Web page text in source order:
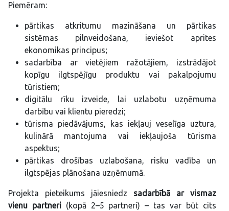
Piemēram:
pārtikas atkritumu mazināšana un pārtikas
sistēmas pilnveidošana, ieviešot aprites
ekonomikas principus;
sadarbība ar vietējiem ražotājiem, izstrādājot
kopīgu ilgtspējīgu produktu vai pakalpojumu
tūristiem;
digitālu rīku izveide, lai uzlabotu uzņēmuma
darbību vai klientu pieredzi;
tūrisma piedāvājums, kas iekļauj veselīga uztura,
kulinārā mantojuma vai iekļaujoša tūrisma
aspektus;
pārtikas drošības uzlabošana, risku vadība un
ilgtspējas plānošana uzņēmumā.
Projekta pieteikums jāiesniedz sadarbībā ar vismaz
vienu partneri(kopā 2–5 partneri) – tas var būt cits